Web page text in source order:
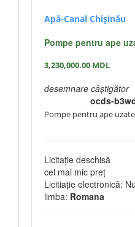
Apă-Canal Chişinău
Pompe pentru ape
3,230,000.00 MDL
desemnare câștigător
ocds-
Pompe pentru ape uzate
Licitație deschisă
cel mai mic preț
Licitiație electronică: Nu
limba: Romana